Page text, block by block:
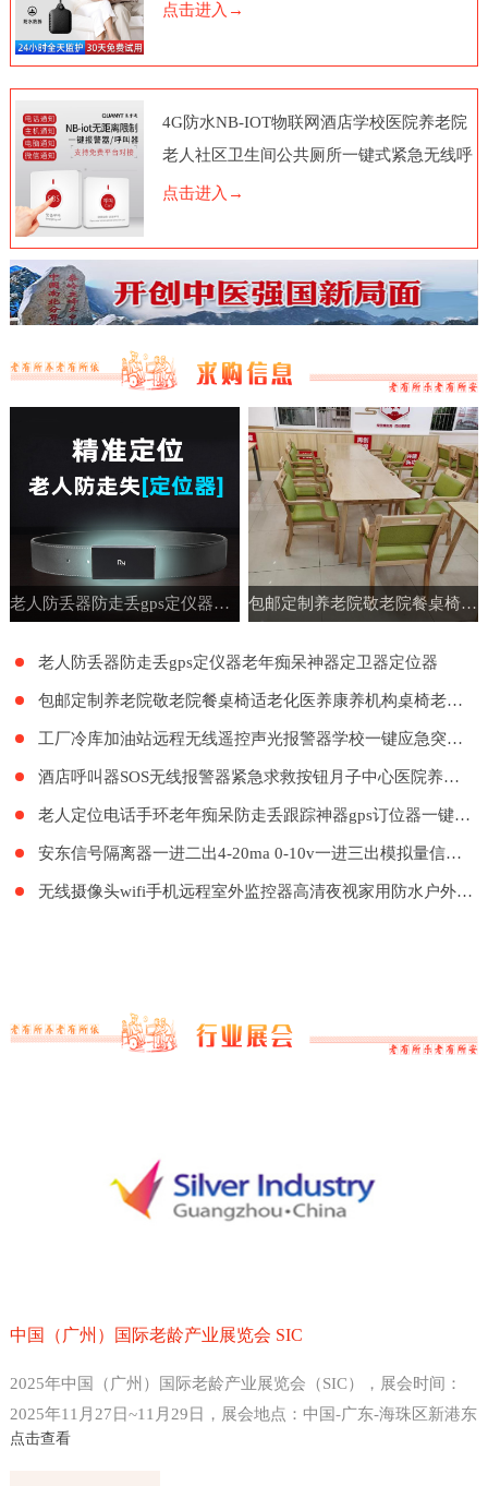
点击进入→
4G防水NB-IOT物联网酒店学校医院养老院
老人社区卫生间公共厕所一键式紧急无线呼
叫报警器按钮电话脑远程
点击进入→
老人防丢器防走丢gps定仪器老年痴呆神器定卫器定位器 包邮定制养老院敬老院餐桌椅适老化医养康养机构桌椅老年公寓家具
老人防丢器防走丢gps定仪器老年痴呆神器定卫器定位器
包邮定制养老院敬老院餐桌椅适老化医养康养机构桌椅老年公寓家具
工厂冷库加油站远程无线遥控声光报警器学校一键应急突发紧急呼叫
酒店呼叫器SOS无线报警器紧急求救按钮月子中心医院养老院LORA远距离呼叫系统餐厅工厂餐饮呼叫器医护呼叫器
老人定位电话手环老年痴呆防走丢跟踪神器gps订位器一键报警手表
安东信号隔离器一进二出4-20ma 0-10v一进三出模拟量信号隔离器
无线摄像头wifi手机远程室外监控器高清夜视家用防水户外探头套装
中国（广州）国际老龄产业展览会 SIC
2025年中国（广州）国际老龄产业展览会（SIC），展会时间：
2025年11月27日~11月29日，展会地点：中国-广东-海珠区新港东
路1000号-广州保利世贸博览馆，主办方：中国老龄产业协会 、
点击查看